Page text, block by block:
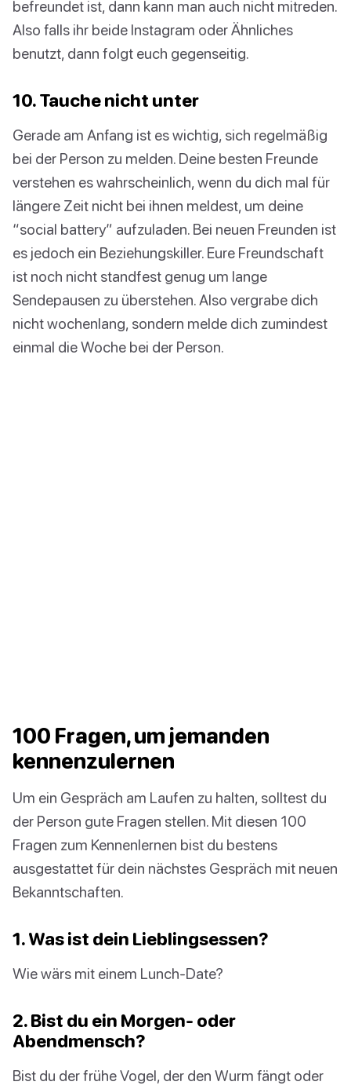
befreundet ist, dann kann man auch nicht mitreden.
Also falls ihr beide Instagram oder Ähnliches
benutzt, dann folgt euch gegenseitig.
10. Tauche nicht unter
Gerade am Anfang ist es wichtig, sich regelmäßig
bei der Person zu melden. Deine besten Freunde
verstehen es wahrscheinlich, wenn du dich mal für
längere Zeit nicht bei ihnen meldest, um deine
“social battery” aufzuladen. Bei neuen Freunden ist
es jedoch ein Beziehungskiller. Eure Freundschaft
ist noch nicht standfest genug um lange
Sendepausen zu überstehen. Also vergrabe dich
nicht wochenlang, sondern melde dich zumindest
einmal die Woche bei der Person.
100 Fragen, um jemanden
kennenzulernen
Um ein Gespräch am Laufen zu halten, solltest du
der Person gute Fragen stellen. Mit diesen 100
Fragen zum Kennenlernen bist du bestens
ausgestattet für dein nächstes Gespräch mit neuen
Bekanntschaften.
1. Was ist dein Lieblingsessen?
Wie wärs mit einem Lunch-Date?
2. Bist du ein Morgen- oder
Abendmensch?
Bist du der frühe Vogel, der den Wurm fängt oder